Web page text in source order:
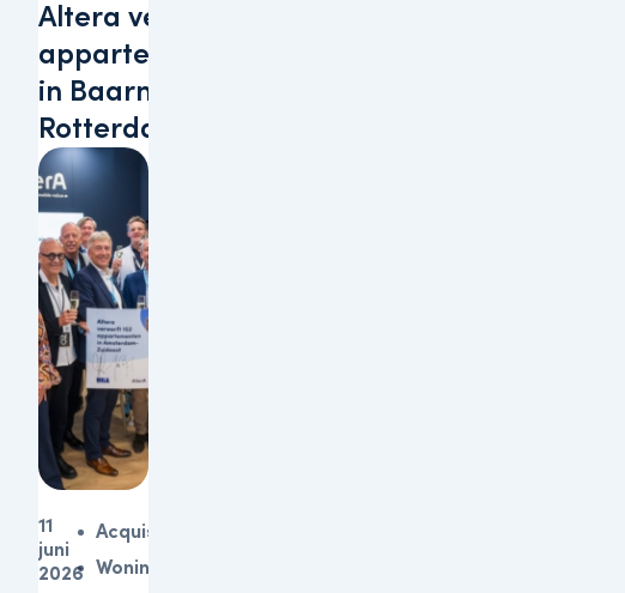
Altera verkoopt
appartementen
in Baarn en
Rotterdam
11
juni
2026
Acquisitie
Woningen